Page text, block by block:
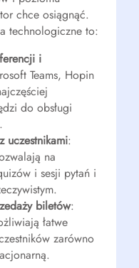
chce osiągnąć.
technologiczne to:
i
Teams, Hopin
do obsługi
uczestnikami:
na
i sesji pytań i
biletów:
łatwe
zarówno